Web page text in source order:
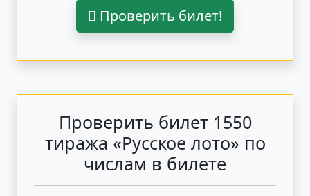
Проверить билет!
Проверить билет 1550
тиража «Русское лото» по
числам в билете